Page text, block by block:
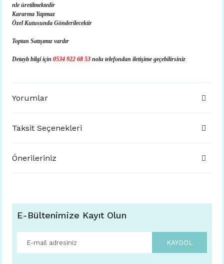
nle üretilmektedir
Kararma Yapmaz
Özel Kutusunda Gönderilecektir
Toptan Satışımız vardır
Detaylı bilgi için 0534 922 68 53 nolu telefondan iletişime geçebilirsiniz
Yorumlar
Taksit Seçenekleri
Önerileriniz
E-Bültenimize Kayıt Olun
KAYDOL